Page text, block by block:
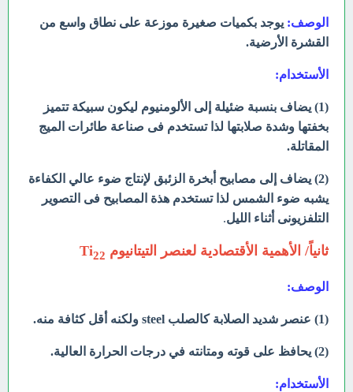
الوصف: يوجد بكميات صغيرة موزعة على نطاق واسع من
القشرة الأرضية.
الأستخدام:
(1) يضاف بنسبة ضئيلة إلى الألومنيوم ليكون سبيكة تتميز
بخفتها وشدة صلابتها لذا تستخدم فى صناعة طائرات الميج
المقاتلة.
(2) يضاف إلى مصابيح أبخرة الزئبق لإنتاج ضوء عالي الكفاءة
يشبه ضوء الشمس لذا تستخدم هذة المصابيح فى التصوير
التلفزيونى أثناء الليل.
ثانياً/ الأهمية الأقتصادية لعنصر التيتانيوم Ti 22
الوصف:
(1) عنصر شديد الصلابة كالصلب steel ولكنه أقل كثافة منه.
(2) يحافظ على قوته ومتانته في درجات الحرارة العالية.
الأستخدام: